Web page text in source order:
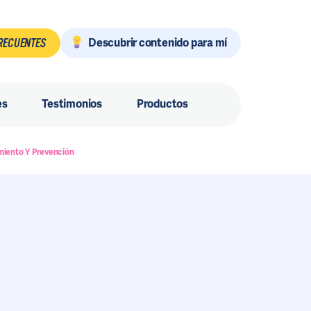
Descubrir contenido para mí
Testimonios Productos
Y Prevención